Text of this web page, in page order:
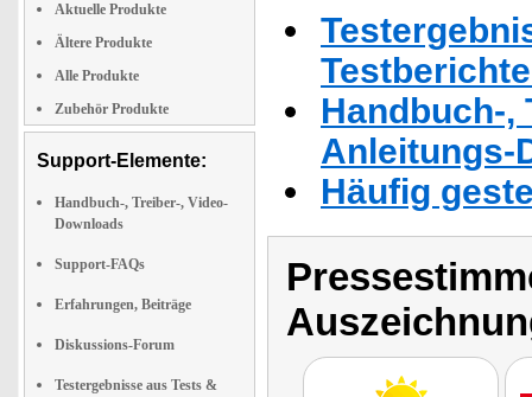
Aktuelle Produkte
Ältere Produkte
Alle Produkte
Zubehör Produkte
Support-Elemente:
Handbuch-, Treiber-, Video-
Downloads
Support-FAQs
Erfahrungen, Beiträge
Diskussions-Forum
Testergebnisse aus Tests &
Handbuch-,
Anleitungs-
Häufig